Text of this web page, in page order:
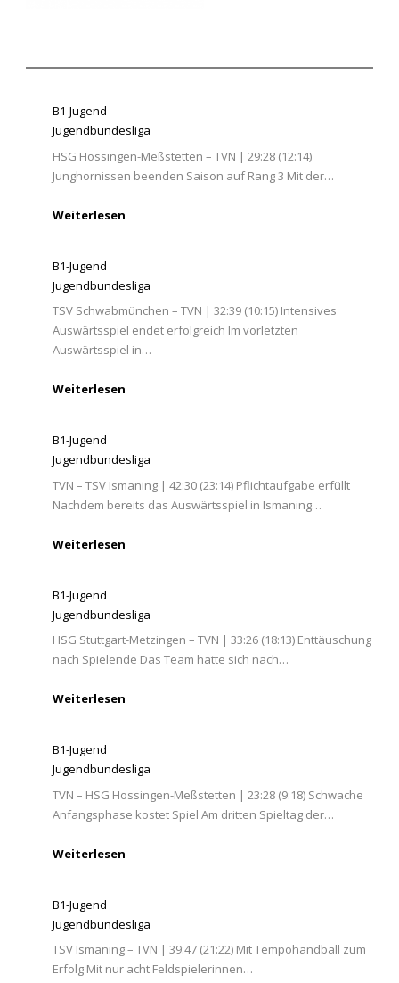
B1-Jugend
Jugendbundesliga
HSG Hossingen-Meßstetten – TVN | 29:28 (12:14)
Junghornissen beenden Saison auf Rang 3 Mit der…
Weiterlesen
B1-Jugend
Jugendbundesliga
TSV Schwabmünchen – TVN | 32:39 (10:15) Intensives
Auswärtsspiel endet erfolgreich Im vorletzten
Auswärtsspiel in…
Weiterlesen
B1-Jugend
Jugendbundesliga
TVN – TSV Ismaning | 42:30 (23:14) Pflichtaufgabe erfüllt
Nachdem bereits das Auswärtsspiel in Ismaning…
Weiterlesen
B1-Jugend
Jugendbundesliga
HSG Stuttgart-Metzingen – TVN | 33:26 (18:13) Enttäuschung
nach Spielende Das Team hatte sich nach…
Weiterlesen
B1-Jugend
Jugendbundesliga
TVN – HSG Hossingen-Meßstetten | 23:28 (9:18) Schwache
Anfangsphase kostet Spiel Am dritten Spieltag der…
Weiterlesen
B1-Jugend
Jugendbundesliga
TSV Ismaning – TVN | 39:47 (21:22) Mit Tempohandball zum
Erfolg Mit nur acht Feldspielerinnen…